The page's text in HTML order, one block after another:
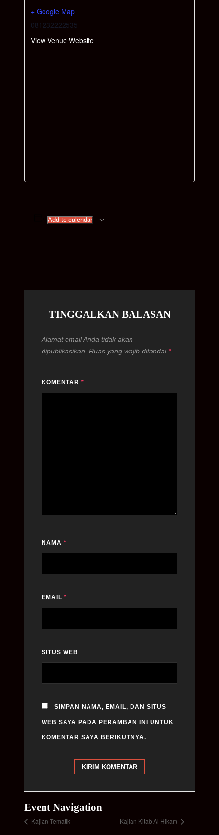
+ Google Map
081232222535
View Venue Website
Add to calendar
TINGGALKAN BALASAN
Alamat email Anda tidak akan
dipublikasikan. Ruas yang wajib ditandai *
KOMENTAR *
NAMA *
EMAIL *
SITUS WEB
SIMPAN NAMA, EMAIL, DAN SITUS
WEB SAYA PADA PERAMBAN INI UNTUK
KOMENTAR SAYA BERIKUTNYA.
Event Navigation
Kajian Tematik Kajian Kitab Al Hikam